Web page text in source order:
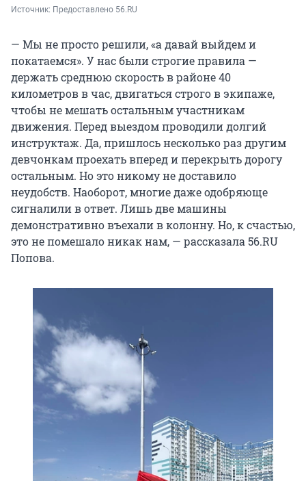
Источник: Предоставлено 56.RU
— Мы не просто решили, «а давай выйдем и
покатаемся». У нас были строгие правила —
держать среднюю скорость в районе 40
километров в час, двигаться строго в экипаже,
чтобы не мешать остальным участникам
движения. Перед выездом проводили долгий
инструктаж. Да, пришлось несколько раз другим
девчонкам проехать вперед и перекрыть дорогу
остальным. Но это никому не доставило
неудобств. Наоборот, многие даже одобряюще
сигналили в ответ. Лишь две машины
демонстративно въехали в колонну. Но, к счастью,
это не помешало никак нам, — рассказала 56.RU
Попова.